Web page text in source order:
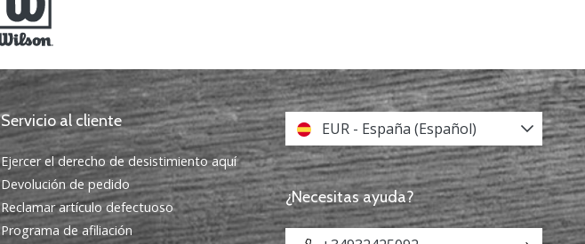
Servicio al cliente
Ejercer el derecho de desistimiento aquí
Devolución de pedido
Reclamar artículo defectuoso
Programa de afiliación
EUR - España (Español)
¿Necesitas ayuda?